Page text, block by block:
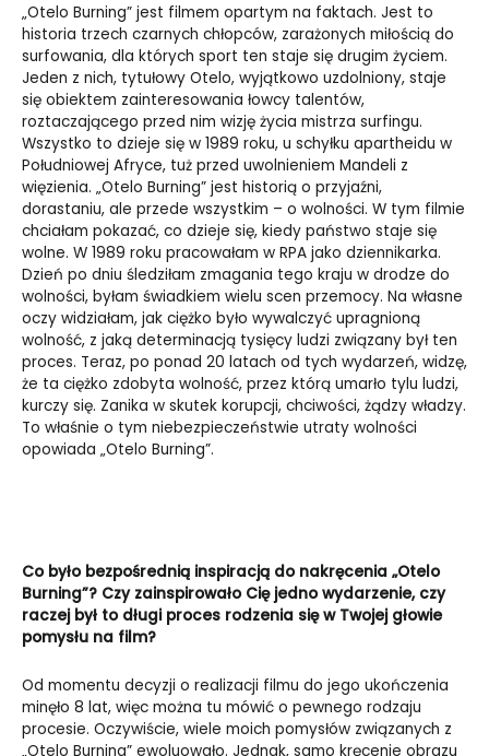
„Otelo Burning” jest filmem opartym na faktach. Jest to
historia trzech czarnych chłopców, zarażonych miłością do
surfowania, dla których sport ten staje się drugim życiem.
Jeden z nich, tytułowy Otelo, wyjątkowo uzdolniony, staje
się obiektem zainteresowania łowcy talentów,
roztaczającego przed nim wizję życia mistrza surfingu.
Wszystko to dzieje się w 1989 roku, u schyłku apartheidu w
Południowej Afryce, tuż przed uwolnieniem Mandeli z
więzienia. „Otelo Burning” jest historią o przyjaźni,
dorastaniu, ale przede wszystkim – o wolności. W tym filmie
chciałam pokazać, co dzieje się, kiedy państwo staje się
wolne. W 1989 roku pracowałam w RPA jako dziennikarka.
Dzień po dniu śledziłam zmagania tego kraju w drodze do
wolności, byłam świadkiem wielu scen przemocy. Na własne
oczy widziałam, jak ciężko było wywalczyć upragnioną
wolność, z jaką determinacją tysięcy ludzi związany był ten
proces. Teraz, po ponad 20 latach od tych wydarzeń, widzę,
że ta ciężko zdobyta wolność, przez którą umarło tylu ludzi,
kurczy się. Zanika w skutek korupcji, chciwości, żądzy władzy.
To właśnie o tym niebezpieczeństwie utraty wolności
opowiada „Otelo Burning”.
Co było bezpośrednią inspiracją do nakręcenia „Otelo
Burning”? Czy zainspirowało Cię jedno wydarzenie, czy
raczej był to długi proces rodzenia się w Twojej głowie
pomysłu na film?
Od momentu decyzji o realizacji filmu do jego ukończenia
minęło 8 lat, więc można tu mówić o pewnego rodzaju
procesie. Oczywiście, wiele moich pomysłów związanych z
„Otelo Burning” ewoluowało. Jednak, samo kręcenie obrazu